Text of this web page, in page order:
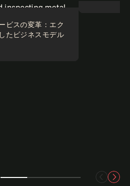
ビスの変革：エク
たビジネスモデル